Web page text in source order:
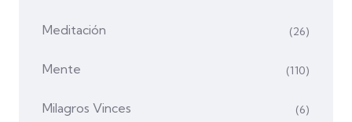
Meditación (26)
Mente (110)
Milagros Vinces (6)